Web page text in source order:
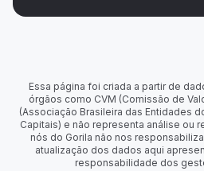
Essa página foi criada a partir de
órgãos como CVM (Comissão de
(Associação Brasileira das Entidades
Capitais) e não representa análise ou
nós do Gorila não nos
atualização dos dados aqui
responsabilidade dos